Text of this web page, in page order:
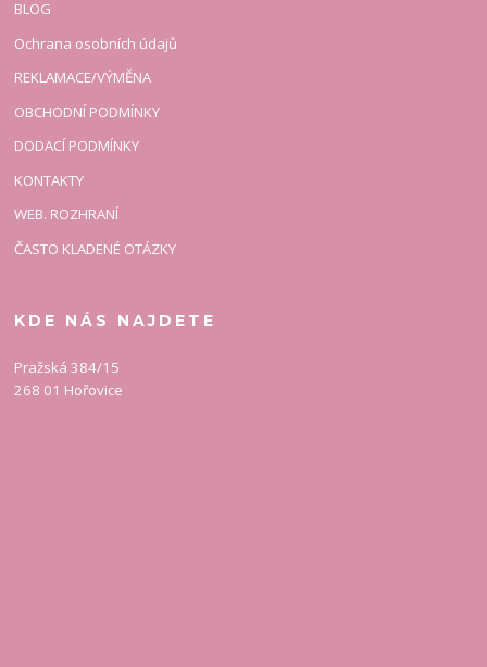
BLOG
Ochrana osobních údajů
REKLAMACE/VÝMĚNA
OBCHODNÍ PODMÍNKY
DODACÍ PODMÍNKY
KONTAKTY
WEB. ROZHRANÍ
ČASTO KLADENÉ OTÁZKY
KDE NÁS NAJDETE
Pražská 384/15
268 01 Hořovice